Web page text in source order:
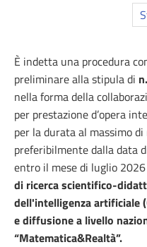
È indetta una procedura
preliminare alla stipula di
nella forma della
per prestazione d’opera
per la durata al massimo
preferibilmente dalla data
entro il mese di luglio
di ricerca scientifico-
dell'intelligenza artificiale
e diffusione a livello
“Matematica&Realtà”.